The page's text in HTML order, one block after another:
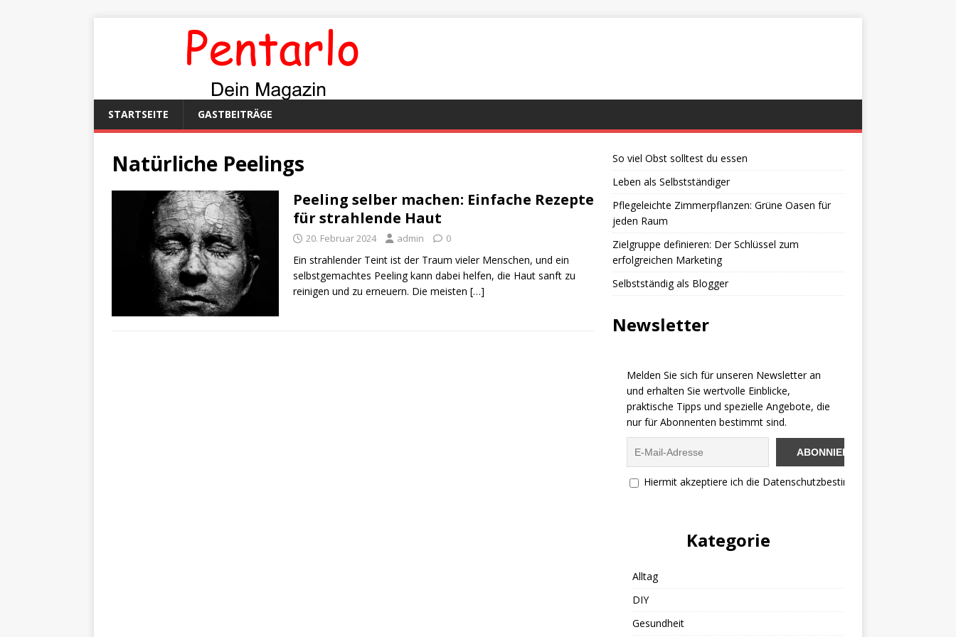
STARTSEITE GASTBEITRÄGE
Natürliche Peelings
Peeling selber machen: Einfache Rezepte
für strahlende Haut
20. Februar 2024 admin 0
Ein strahlender Teint ist der Traum vieler Menschen, und ein
selbstgemachtes Peeling kann dabei helfen, die Haut sanft zu
reinigen und zu erneuern. Die meisten […]
So viel Obst solltest du essen
Leben als Selbstständiger
Pflegeleichte Zimmerpflanzen: Grüne Oasen für
jeden Raum
Zielgruppe definieren: Der Schlüssel zum
erfolgreichen Marketing
Selbstständig als Blogger
Newsletter
Melden Sie sich für unseren Newsletter an
und erhalten Sie wertvolle Einblicke,
praktische Tipps und spezielle Angebote, die
nur für Abonnenten bestimmt sind.
Hiermit akzeptiere ich die Datenschutzbestimmungen
Kategorie
Alltag
DIY
Gesundheit